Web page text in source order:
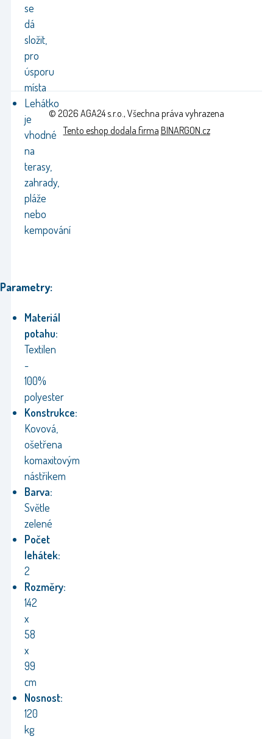
se
dá
složit,
pro
úsporu
místa
Lehátko
je
vhodné
na
terasy,
zahrady,
pláže
nebo
kempování
Parametry:
Materiál
potahu:
Textilen
-
100%
polyester
Konstrukce:
Kovová,
ošetřena
komaxitovým
nástřikem
Barva:
Světle
zelené
Počet
lehátek:
2
Rozměry:
142
x
58
x
99
cm
Nosnost:
120
kg
© 2026 AGA24 s.r.o., Všechna práva vyhrazena
Tento eshop dodala firma BINARGON.cz